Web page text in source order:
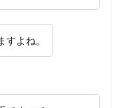
よね。